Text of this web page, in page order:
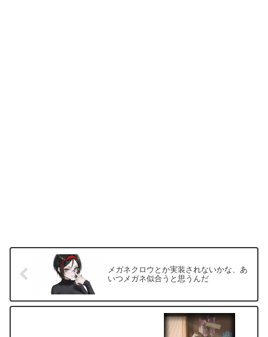
メガネクロウとか実装されないかな、あ
いつメガネ似合うと思うんだ